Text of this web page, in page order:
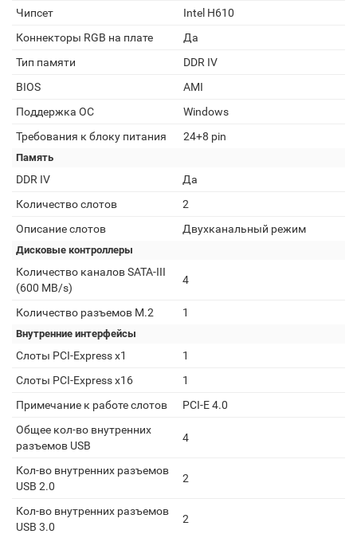
Чипсет
Intel H610
Коннекторы RGB на плате
Да
Тип памяти
DDR IV
BIOS
AMI
Поддержка ОС
Windows
Требования к блоку питания
24+8 pin
Память
DDR IV
Да
Количество слотов
2
Описание слотов
Двухканальный режим
Дисковые контроллеры
Количество каналов SATA-III
(600 MB/s)
4
Количество разъемов M.2 1
Внутренние интерфейсы
Слоты PCI-Express x1
1
Слоты PCI-Express x16
1
Примечание к работе слотов
PCI-E 4.0
Общее кол-во внутренних
разъемов USB
4
Кол-во внутренних разъемов
USB 2.0
2
Кол-во внутренних разъемов
USB 3.0
2